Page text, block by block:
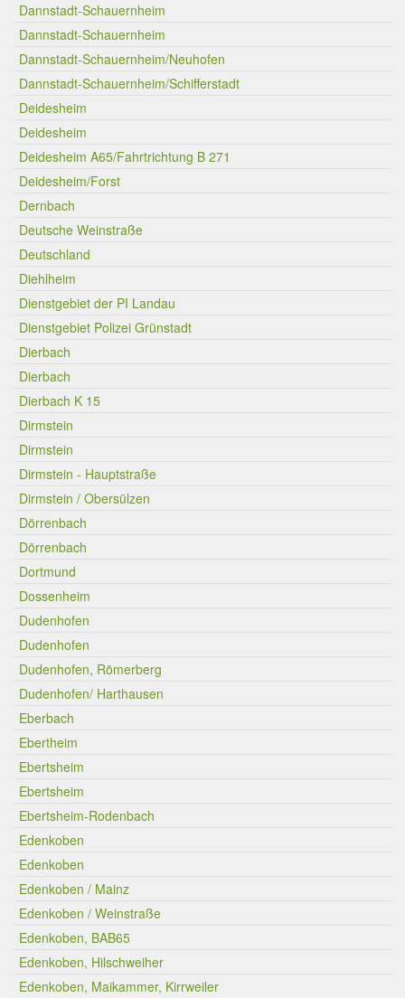
Dannstadt-Schauernheim
Dannstadt-Schauernheim
Dannstadt-Schauernheim/Neuhofen
Dannstadt-Schauernheim/Schifferstadt
Deidesheim
Deidesheim
Deidesheim A65/Fahrtrichtung B 271
Deidesheim/Forst
Dernbach
Deutsche Weinstraße
Deutschland
Diehlheim
Dienstgebiet der PI Landau
Dienstgebiet Polizei Grünstadt
Dierbach
Dierbach
Dierbach K 15
Dirmstein
Dirmstein
Dirmstein - Hauptstraße
Dirmstein / Obersülzen
Dörrenbach
Dörrenbach
Dortmund
Dossenheim
Dudenhofen
Dudenhofen
Dudenhofen, Römerberg
Dudenhofen/ Harthausen
Eberbach
Ebertheim
Ebertsheim
Ebertsheim
Ebertsheim-Rodenbach
Edenkoben
Edenkoben
Edenkoben / Mainz
Edenkoben / Weinstraße
Edenkoben, BAB65
Edenkoben, Hilschweiher
Edenkoben, Maikammer, Kirrweiler